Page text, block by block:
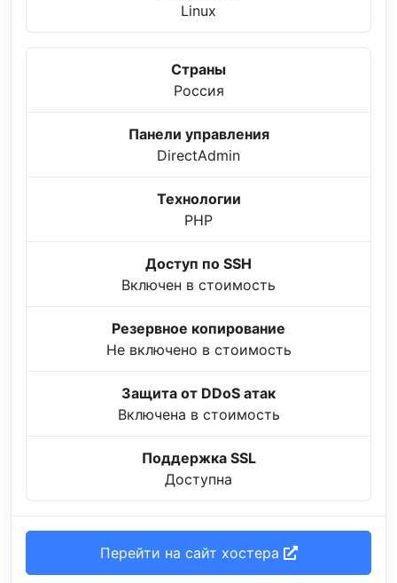
Linux
Страны
Россия
Панели управления
DirectAdmin
Технологии
PHP
Доступ по SSH
Включен в стоимость
Резервное копирование
Не включено в стоимость
Защита от DDoS атак
Включена в стоимость
Поддержка SSL
Доступна
Перейти на сайт хостера